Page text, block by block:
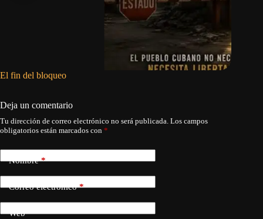
El fin del bloqueo
Deja un comentario
Tu dirección de correo electrónico no será publicada. Los campos
obligatorios están marcados con *
Nombre*
Correo electrónico*
Web